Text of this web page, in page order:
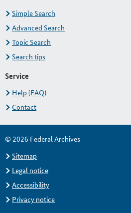
Simple Search
Advanced Search
Topic Search
Search tips
Service
Help (FAQ)
Contact
© 2026 Federal Archives
Sitemap
Legal notice
Accessibility
Privacy notice